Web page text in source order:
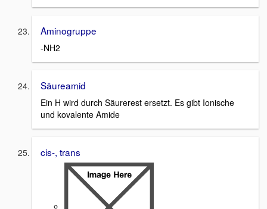
Aminogruppe
-NH2
Säureamid
Ein H wird durch Säurerest ersetzt. Es gibt Ionische
und kovalente Amide
cis-, trans